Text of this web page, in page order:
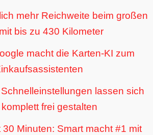
mehr Reichweite beim großen
bis zu 430 Kilometer
macht die Karten-KI zum
lassen sich
frei gestalten
30 Minuten: Smart macht #1 mit